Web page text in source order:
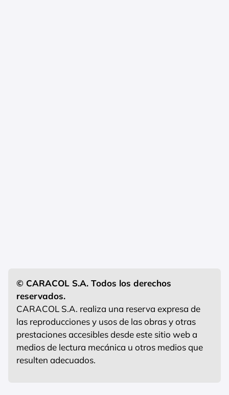
© CARACOL S.A. Todos los derechos
reservados.
CARACOL S.A. realiza una reserva expresa de
las reproducciones y usos de las obras y otras
prestaciones accesibles desde este sitio web a
medios de lectura mecánica u otros medios que
resulten adecuados.